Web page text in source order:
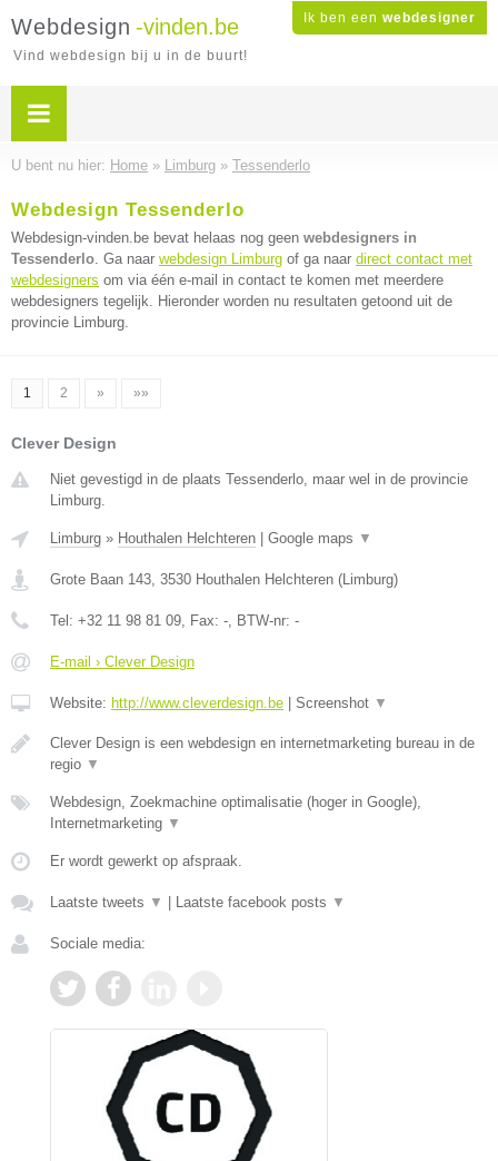
Ik ben een webdesigner
Webdesign -vinden.be
Vind webdesign bij u in de buurt!
U bent nu hier: Home » Limburg » Tessenderlo
Webdesign Tessenderlo
Webdesign-vinden.be bevat helaas nog geen webdesigners in
Tessenderlo. Ga naar webdesign Limburg of ga naar direct contact met
webdesigners om via één e-mail in contact te komen met meerdere
webdesigners tegelijk. Hieronder worden nu resultaten getoond uit de
provincie Limburg.
1 2 » »»
Clever Design
Niet gevestigd in de plaats Tessenderlo, maar wel in de provincie
Limburg.
Limburg » Houthalen Helchteren Google maps ▼
Grote Baan 143, 3530 Houthalen Helchteren (Limburg)
Tel: +32 11 98 81 09, Fax: -, BTW-nr: -
E-mail › Clever Design
Website: http://www.cleverdesign.be Screenshot ▼
Clever Design is een webdesign en internetmarketing bureau in de
regio ▼
Webdesign, Zoekmachine optimalisatie (hoger in Google),
Internetmarketing ▼
Er wordt gewerkt op afspraak.
Laatste tweets ▼ Laatste facebook posts ▼
Sociale media: